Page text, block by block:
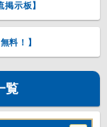
示板】
料！】
覧